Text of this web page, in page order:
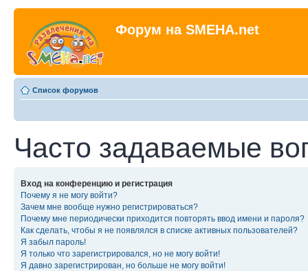
Форум на SMEHA.net
Список форумов
Часто задаваемые
Вход на конференцию и регистрация
Почему я не могу войти?
Зачем мне вообще нужно регистрироваться?
Почему мне периодически приходится повторять ввод имени и пароля?
Как сделать, чтобы я не появлялся в списке активных пользователей?
Я забыл пароль!
Я только что зарегистрировался, но не могу войти!
Я давно зарегистрирован, но больше не могу войти!